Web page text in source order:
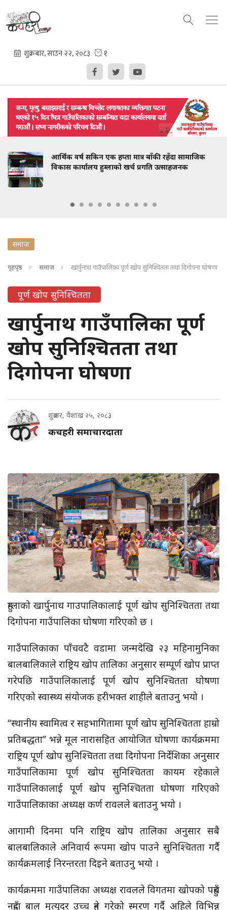
आर्थिक वर्ष सकिन एक हप्ता मात्र बाँकी रहँदा सामाजिक
विकास कार्यालय हुम्लाको खर्च प्रगति उत्साहजनक
समाज
गृहपृष्ठ समाज खार्पुनाथ गाउँपालिका पूर्ण खोप सुनिश्चितता तथा दिगोपना घोषणा
पूर्ण खोप सुनिश्चितता
खार्पुनाथ गाउँपालिका पूर्ण
खोप सुनिश्चितता तथा
दिगोपना घोषणा
शुक्रबार, वैशाख २५, २०८३
कचहरी समाचारदाता
हुम्लाको खार्पुनाथ गाउपालिकालाई पूर्ण खोप सुनिश्चितता तथा
दिगोपना गाउँपालिका घोषणा गरिएको छ ।
गाउँपालिकाका पाँचवटै वडामा जन्मदेखि २३ महिनामुनिका
बालबालिकाले राष्ट्रिय खोप तालिका अनुसार सम्पूर्ण खोप प्राप्त
गरेपछि गाउँपालिकालाई पूर्ण खोप सुनिश्चितता घोषणा
गरिएको स्वास्थ्य संयोजक हरीभक्त शाहीले बताउनु भयो ।
“स्थानीय स्वामित्व र सहभागितामा पूर्ण खोप सुनिश्चितता हाम्रो
प्रतिबद्धता” भन्ने मूल नारासहित आयोजित घोषणा कार्यक्रममा
राष्ट्रिय पूर्ण खोप सुनिश्चितता तथा दिगोपना निर्देशिका अनुसार
गाउँपालिकामा पूर्ण खोप सुनिश्चितता कायम रहेकाले
गाउँपालिकालाई पूर्ण खोप सुनिश्चितता घोषणा गरिएको
गाउँपालिकाका अध्यक्ष कर्ण रावलले बताउनु भयो ।
आगामी दिनमा पनि राष्ट्रिय खोप तालिका अनुसार सबै
बालबालिकाले अनिवार्य रूपमा खोप पाउने सुनिश्चितता गर्दै
कार्यक्रमलाई निरन्तरता दिइने बताउनु भयो ।
कार्यक्रममा गाउँपालिका अध्यक्ष रावलले विगतमा खोपको पहुँच
नहुँदा बाल मृत्युदर उच्च हुने गरेको स्मरण गर्दै अहिले विभिन्न